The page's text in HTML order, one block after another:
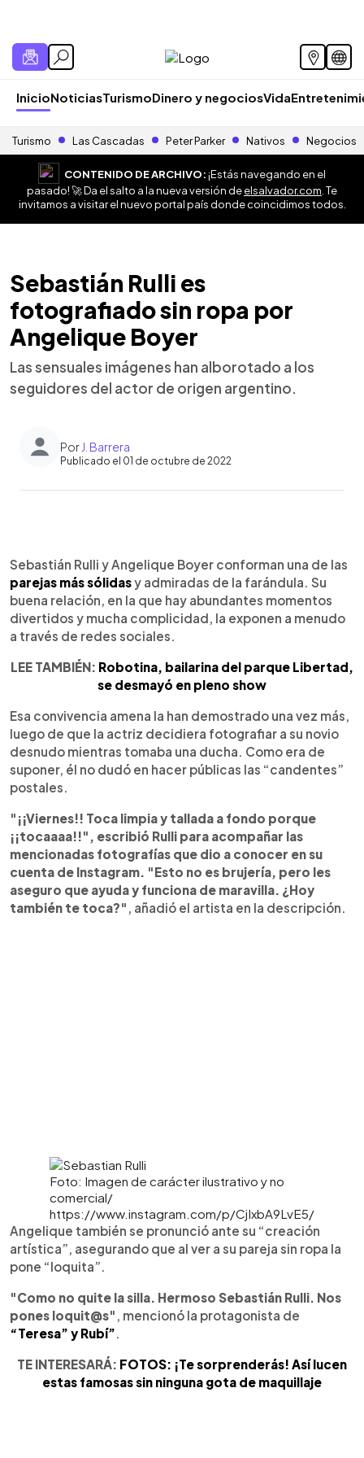
InicioNoticiasTurismoDinero y negociosVida
Turismo Las Cascadas Peter Parker Nativos Negocios
CONTENIDO DE ARCHIVO:¡Estás navegando en el
pasado! 🚀 Da el salto a la nueva versión deelsalvador.com . Te
invitamos a visitar el nuevo portal país donde coincidimos todos.
Sebastián Rulli es
fotografiado sin ropa por
Angelique Boyer
Las sensuales imágenes han alborotado a los
seguidores del actor de origen argentino.
Por J. Barrera
Publicado el 01 de octubre de 2022
► Escuchar artículo
Sebastián Rulli y Angelique Boyer conforman una de las
parejas más sólidasy admiradas de la farándula. Su
buena relación, en la que hay abundantes momentos
divertidos y mucha complicidad, la exponen a menudo
a través de redes sociales.
LEE TAMBIÉN: Robotina, bailarina del parque Libertad,
se desmayó en pleno show
Esa convivencia amena la han demostrado una vez más,
luego de que la actriz decidiera fotografiar a su novio
desnudo mientras tomaba una ducha. Como era de
suponer, él no dudó en hacer públicas las “candentes”
postales.
"¡¡Viernes!! Toca limpia y tallada a fondo porque
¡¡tocaaaa!!", escribió Rulli para acompañar las
mencionadas fotografías que dio a conocer en su
cuenta de Instagram. "Esto no es brujería, pero les
aseguro que ayuda y funciona de maravilla. ¿Hoy
también te toca?" , añadió el artista en la descripción.
Foto: Imagen de carácter ilustrativo y no
comercial/
https://www.instagram.com/p/CjIxbA9LvE5/
Angelique también se pronunció ante su “creación
artística”, asegurando que al ver a su pareja sin ropa la
pone “loquita”.
"Como no quite la silla. Hermoso Sebastián Rulli. Nos
pones loquit@s" , mencionó la protagonista de
“Teresa” y Rubí”.
TE INTERESARÁ: FOTOS: ¡Te sorprenderás! Así lucen
estas famosas sin ninguna gota de maquillaje